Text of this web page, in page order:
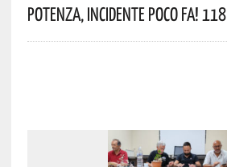
Potenza, Incidente Poco Fa!